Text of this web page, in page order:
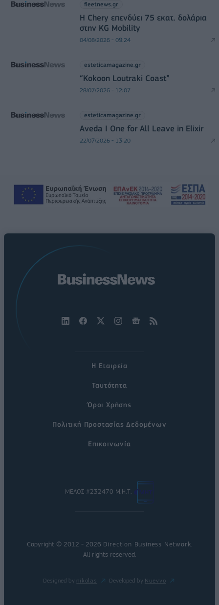
fleetnews.gr
Η Chery επενδύει 75 εκατ. δολάρια
στην KG Mobility
04/08/2026 - 09:24
esteticamagazine.gr
“Kokoon Loutraki Coast”
28/07/2026 - 12:07
esteticamagazine.gr
Aveda I One for All Leave in Elixir
22/07/2026 - 13:20
Η Εταιρεία
Ταυτότητα
Όροι Χρήσης
Πολιτική Προστασίας Δεδομένων
Επικοινωνία
ΜΕΛΟΣ #232470 Μ.Η.Τ.
Copyright © 2012 - 2026 Direction Business Network
All rights reserved.
Designed by nikolas Developed by Nuevvo